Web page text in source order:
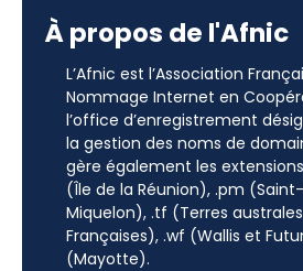
À propos de l'Afnic
L’Afnic est l’Association
Nommage Internet en
l’office d’enregistrement
la gestion des noms de
gère également les
(Île de la Réunion), .pm
Miquelon), .tf (Terres
Françaises), .wf (Wallis et
(Mayotte).